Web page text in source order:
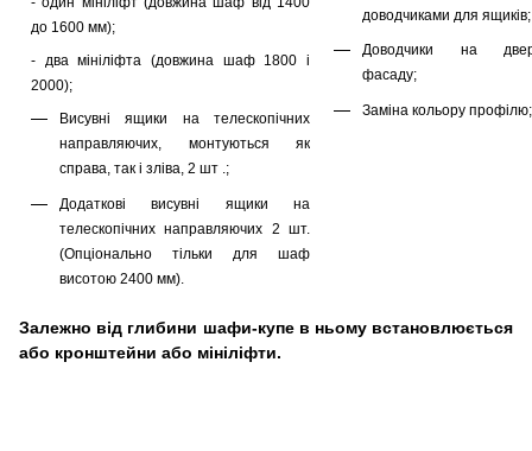
до 1600 мм);
- два мініліфта (довжина шаф 1800 і
2000);
Висувні ящики на телескопічних
направляючих, монтуються як
справа, так і зліва, 2 шт .;
Додаткові висувні ящики на
телескопічних направляючих 2 шт.
(Опціонально тільки для шаф
висотою 2400 мм).
доводчиками для ящиків;
Доводчики на
фасаду;
Заміна кольору профілю;
Залежно від глибини шафи-купе в ньому встановлюється
або кронштейни або мініліфти.